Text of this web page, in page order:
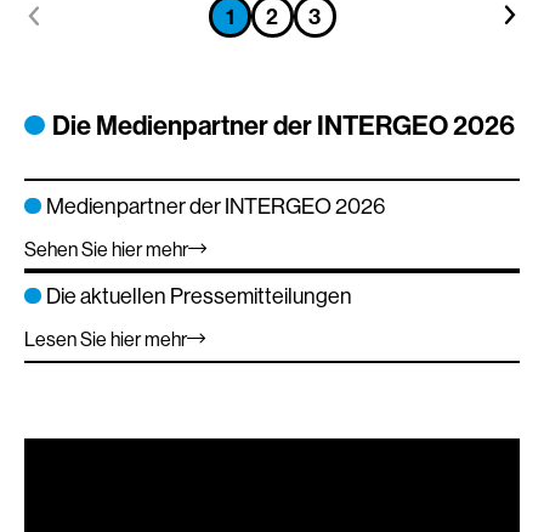
Zum
Zum
vorhergehenden
1
Zum
vorhergehenden
2
Zum
vorhergehenden
3
Zum
Die Medienpartner der INTERGEO 2026
Medienpartner der INTERGEO 2026
Sehen Sie hier mehr
Die aktuellen Pressemitteilungen
Lesen Sie hier mehr